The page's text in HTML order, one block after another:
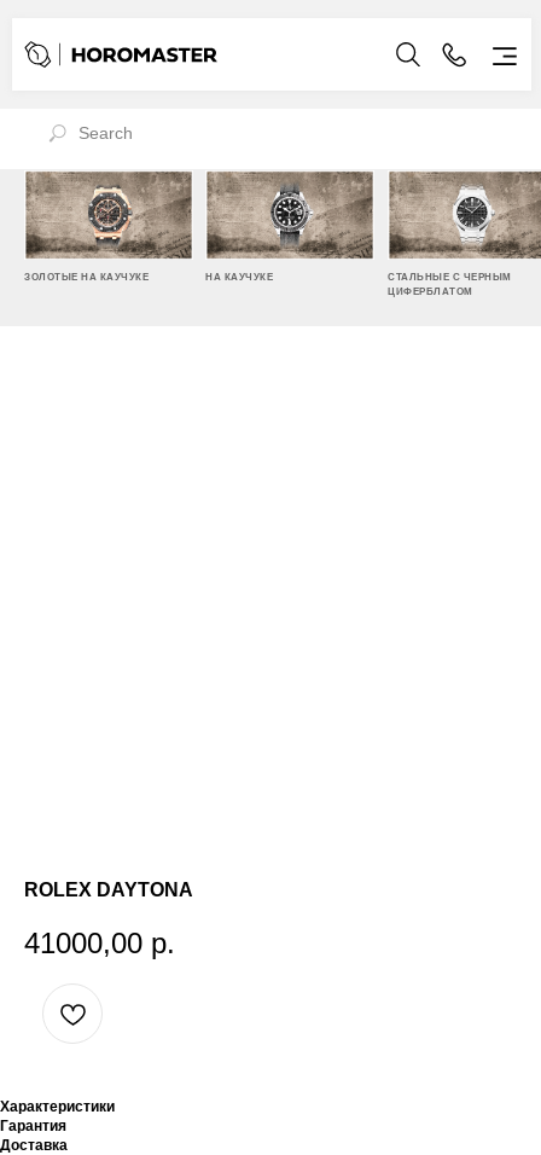
ЗОЛОТЫЕ НА КАУЧУКЕ НА КАУЧУКЕ
СТАЛЬНЫЕ С ЧЕРНЫМ
ЦИФЕРБЛАТОМ
ROLEX DAYTONA
41000,00 р.
Характеристики
Гарантия
Доставка